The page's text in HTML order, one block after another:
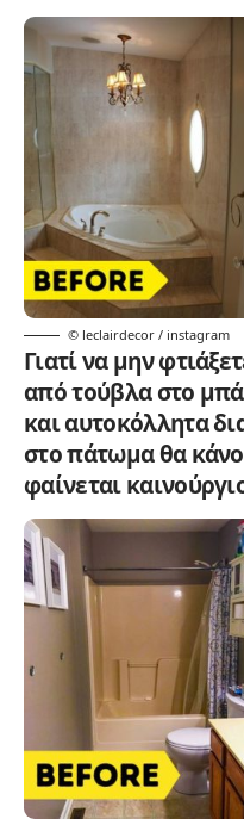
© leclairdecor / instagram
Γιατί να μην
από τούβλα στο
και αυτοκόλλητα
στο πάτωμα θα
φαίνεται